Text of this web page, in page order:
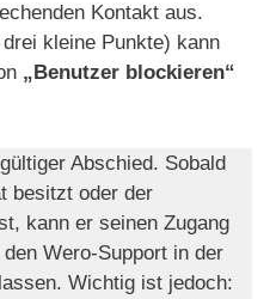
Kontakt aus.
kleine Punkte) kann
„Benutzer blockieren“
Abschied. Sobald
besitzt oder der
kann er seinen Zugang
Wero-Support in der
Wichtig ist jedoch: